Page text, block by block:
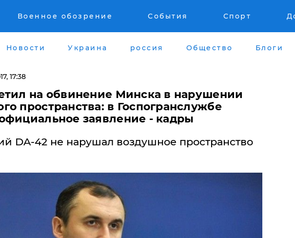
Военное обозрение События Спорт
Новости Украина россия Общество Блоги
17:38
на обвинение Минска в нарушении
пространства: в Госпогранслужбе
заявление - кадры
DA-42 не нарушал воздушное пространство